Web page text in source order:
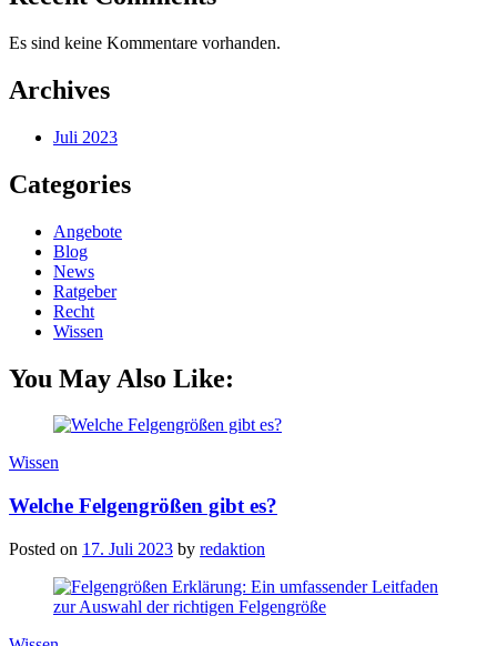
Es sind keine Kommentare vorhanden.
Archives
Juli 2023
Categories
Angebote
Blog
News
Ratgeber
Recht
Wissen
You May Also Like:
Categories
Wissen
Welche Felgengrößen gibt es?
Posted on 17. Juli 2023 by redaktion